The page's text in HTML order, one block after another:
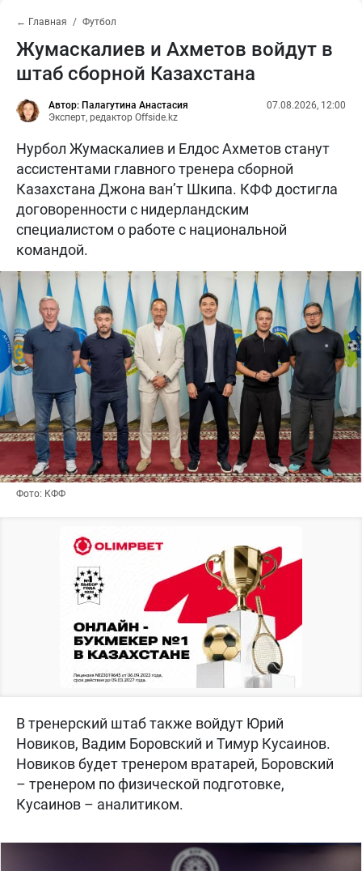
← Главная Футбол
Жумаскалиев и Ахметов войдут в
штаб сборной Казахстана
Автор: Палагутина Анастасия
Эксперт, редактор Offside.kz
07.08.2026, 12:00
Нурбол Жумаскалиев и Елдос Ахметов станут
ассистентами главного тренера сборной
Казахстана Джона ван’т Шкипа. КФФ достигла
договоренности с нидерландским
специалистом о работе с национальной
командой.
Фото: КФФ
В тренерский штаб также войдут Юрий
Новиков, Вадим Боровский и Тимур Кусаинов.
Новиков будет тренером вратарей, Боровский
– тренером по физической подготовке,
Кусаинов – аналитиком.